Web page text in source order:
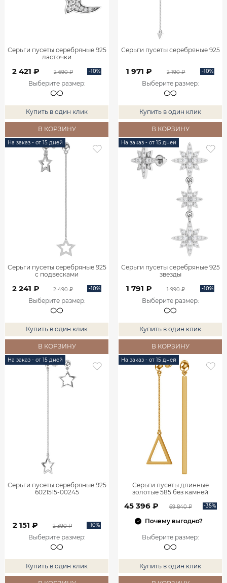
Серьги пусеты серебряные 925
ласточки
2 421 ₽ 2 690 ₽ -10%
Выберите размер:
Купить в один клик
В КОРЗИНУ
Серьги пусеты серебряные 925
1 971 ₽ 2 190 ₽ -10%
Выберите размер:
Купить в один клик
В КОРЗИНУ
На заказ - от 15 дней
Серьги пусеты серебряные 925
с подвесками
2 241 ₽ 2 490 ₽ -10%
Выберите размер:
Купить в один клик
В КОРЗИНУ
На заказ - от 15 дней
Серьги пусеты серебряные 925
звезды
1 791 ₽ 1 990 ₽ -10%
Выберите размер:
Купить в один клик
В КОРЗИНУ
На заказ - от 15 дней
Серьги пусеты серебряные 925
6021515-00245
2 151 ₽ 2 390 ₽ -10%
Выберите размер:
Купить в один клик
На заказ - от 15 дней
Серьги пусеты длинные
золотые 585 без камней
45 396 ₽ 69 840 ₽ -35%
Почему выгодно?
Выберите размер:
Купить в один клик